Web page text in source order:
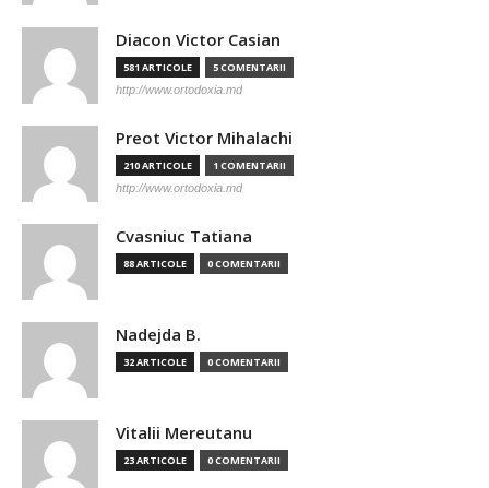
Diacon Victor Casian
581 ARTICOLE 5 COMENTARII
http://www.ortodoxia.md
Preot Victor Mihalachi
210 ARTICOLE 1 COMENTARII
http://www.ortodoxia.md
Cvasniuc Tatiana
88 ARTICOLE 0 COMENTARII
Nadejda B.
32 ARTICOLE 0 COMENTARII
Vitalii Mereutanu
23 ARTICOLE 0 COMENTARII